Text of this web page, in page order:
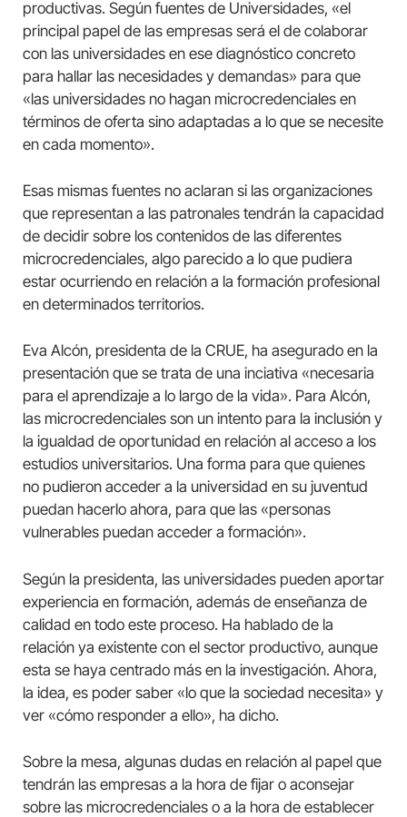
productivas. Según fuentes de Universidades, «el
principal papel de las empresas será el de colaborar
con las universidades en ese diagnóstico concreto
para hallar las necesidades y demandas» para que
«las universidades no hagan microcredenciales en
términos de oferta sino adaptadas a lo que se necesite
en cada momento».
Esas mismas fuentes no aclaran si las organizaciones
que representan a las patronales tendrán la capacidad
de decidir sobre los contenidos de las diferentes
microcredenciales, algo parecido a lo que pudiera
estar ocurriendo en relación a la formación profesional
en determinados territorios.
Eva Alcón, presidenta de la CRUE, ha asegurado en la
presentación que se trata de una inciativa «necesaria
para el aprendizaje a lo largo de la vida». Para Alcón,
las microcredenciales son un intento para la inclusión y
la igualdad de oportunidad en relación al acceso a los
estudios universitarios. Una forma para que quienes
no pudieron acceder a la universidad en su juventud
puedan hacerlo ahora, para que las «personas
vulnerables puedan acceder a formación».
Según la presidenta, las universidades pueden aportar
experiencia en formación, además de enseñanza de
calidad en todo este proceso. Ha hablado de la
relación ya existente con el sector productivo, aunque
esta se haya centrado más en la investigación. Ahora,
la idea, es poder saber «lo que la sociedad necesita» y
ver «cómo responder a ello», ha dicho.
Sobre la mesa, algunas dudas en relación al papel que
tendrán las empresas a la hora de fijar o aconsejar
sobre las microcredenciales o a la hora de establecer